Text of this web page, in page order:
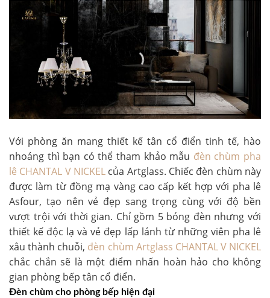
Với phòng ăn mang thiết kế tân cổ điển tinh tế, hào
nhoáng thì bạn có thể tham khảo mẫu đèn chùm pha
lê CHANTAL V NICKEL của Artglass. Chiếc đèn chùm này
được làm từ đồng mạ vàng cao cấp kết hợp với pha lê
Asfour, tạo nên vẻ đẹp sang trọng cùng với độ bền
vượt trội với thời gian. Chỉ gồm 5 bóng đèn nhưng với
thiết kế độc lạ và vẻ đẹp lấp lánh từ những viên pha lê
xâu thành chuỗi, đèn chùm Artglass CHANTAL V NICKEL
chắc chắn sẽ là một điểm nhấn hoàn hảo cho không
gian phòng bếp tân cổ điển.
Đèn chùm cho phòng bếp hiện đại